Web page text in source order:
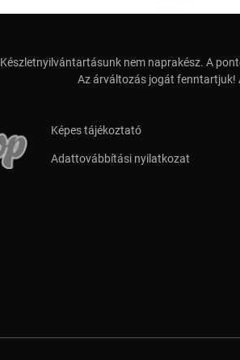
Készletnyilvántartásunk nem naprakész. A
Az árváltozás jogát fenntartjuk!
Képes tájékoztató
Adattovábbítási nyilatkozat